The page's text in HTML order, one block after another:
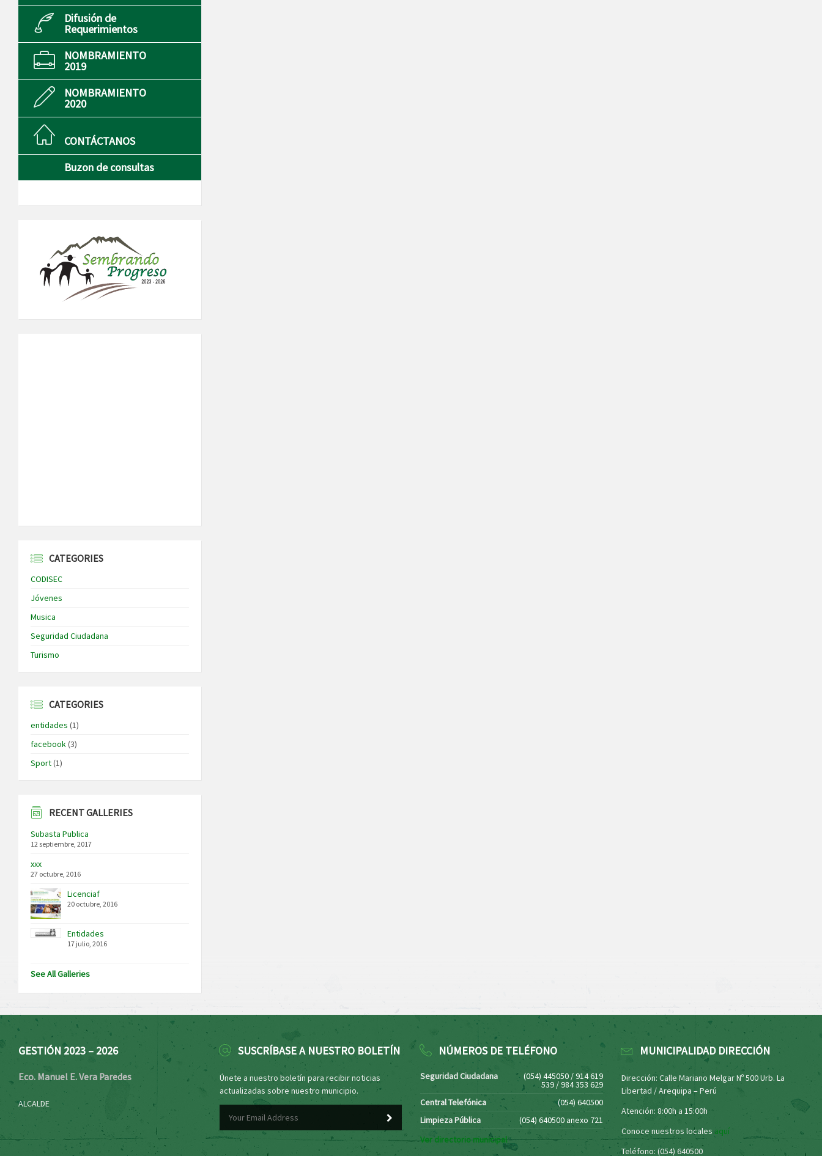
Difusión de
Requerimientos
NOMBRAMIENTO
2019
NOMBRAMIENTO
2020
CONTÁCTANOS
Buzon de consultas
CATEGORIES
CODISEC
Jóvenes
Musica
Seguridad Ciudadana
Turismo
CATEGORIES
entidades (1)
facebook(3)
Sport(1)
RECENT GALLERIES
Subasta Publica
12 septiembre, 2017
xxx
27 octubre, 2016
Licenciaf
20 octubre, 2016
Entidades
17 julio, 2016
See All Galleries
GESTIÓN 2023 – 2026
Eco. Manuel E. Vera Paredes
ALCALDE
SUSCRÍBASE A NUESTRO BOLETÍN
Únete a nuestro boletín para recibir noticias
actualizadas sobre nuestro municipio.
NÚMEROS DE TELÉFONO
Seguridad Ciudadana (054) 445050 / 914 619
539 / 984 353 629
Central Telefónica
(054) 640500
Limpieza Pública
(054) 640500 anexo 721
Ver directorio municipal
MUNICIPALIDAD DIRECCIÓN
Dirección: Calle Mariano Melgar Nº 500 Urb. La
Libertad / Arequipa – Perú
Atención: 8:00h a 15:00h
Conoce nuestros locales aquí
Teléfono: (054) 640500